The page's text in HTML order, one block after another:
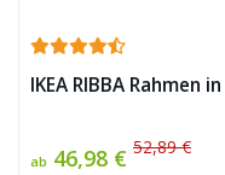
IKEA RIBBA Rahmen
ab 46,98 € 52,89 €